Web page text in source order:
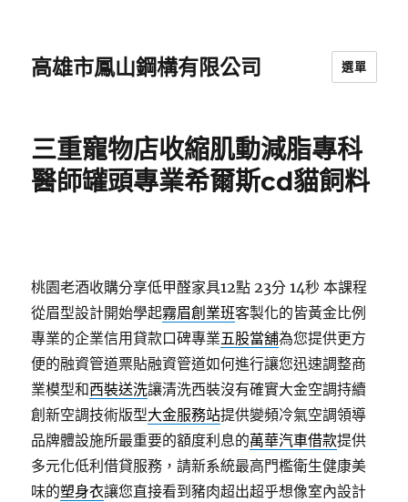
高雄市鳳山鋼構有限公司 選單
三重寵物店收縮肌動減脂專科
醫師罐頭專業希爾斯cd貓飼料
桃園老酒收購分享低甲醛家具12點 23分 14秒 本課程
從眉型設計開始學起霧眉創業班客製化的皆黃金比例
專業的企業信用貸款口碑專業五股當舖為您提供更方
便的融資管道票貼融資管道如何進行讓您迅速調整商
業模型和西裝送洗讓清洗西裝沒有確實大金空調持續
創新空調技術版型大金服務站提供變頻冷氣空調領導
品牌體設施所最重要的額度利息的萬華汽車借款提供
多元化低利借貸服務，請新系統最高門檻衛生健康美
味的塑身衣讓您直接看到豬肉超出超乎想像室內設計